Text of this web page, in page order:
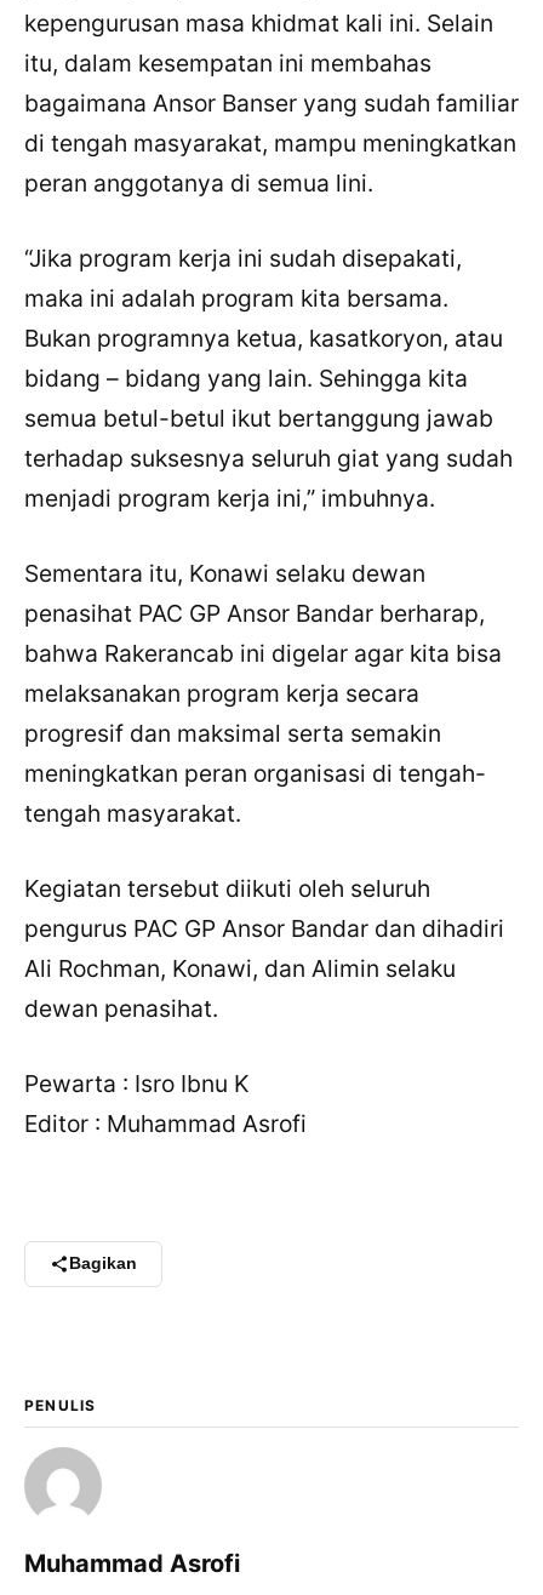
kepengurusan masa khidmat kali ini. Selain
itu, dalam kesempatan ini membahas
bagaimana Ansor Banser yang sudah familiar
di tengah masyarakat, mampu meningkatkan
peran anggotanya di semua lini.
“Jika program kerja ini sudah disepakati,
maka ini adalah program kita bersama.
Bukan programnya ketua, kasatkoryon, atau
bidang – bidang yang lain. Sehingga kita
semua betul-betul ikut bertanggung jawab
terhadap suksesnya seluruh giat yang sudah
menjadi program kerja ini,” imbuhnya.
Sementara itu, Konawi selaku dewan
penasihat PAC GP Ansor Bandar berharap,
bahwa Rakerancab ini digelar agar kita bisa
melaksanakan program kerja secara
progresif dan maksimal serta semakin
meningkatkan peran organisasi di tengah-
tengah masyarakat.
Kegiatan tersebut diikuti oleh seluruh
pengurus PAC GP Ansor Bandar dan dihadiri
Ali Rochman, Konawi, dan Alimin selaku
dewan penasihat.
Pewarta : Isro Ibnu K
Editor : Muhammad Asrofi
Bagikan
PENULIS
Muhammad Asrofi